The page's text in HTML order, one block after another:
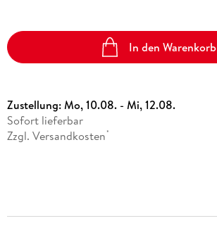
In den Warenkorb
Zustellung:Mo, 10.08. - Mi, 12.08.
Sofort lieferbar
Zzgl. Versandkosten *